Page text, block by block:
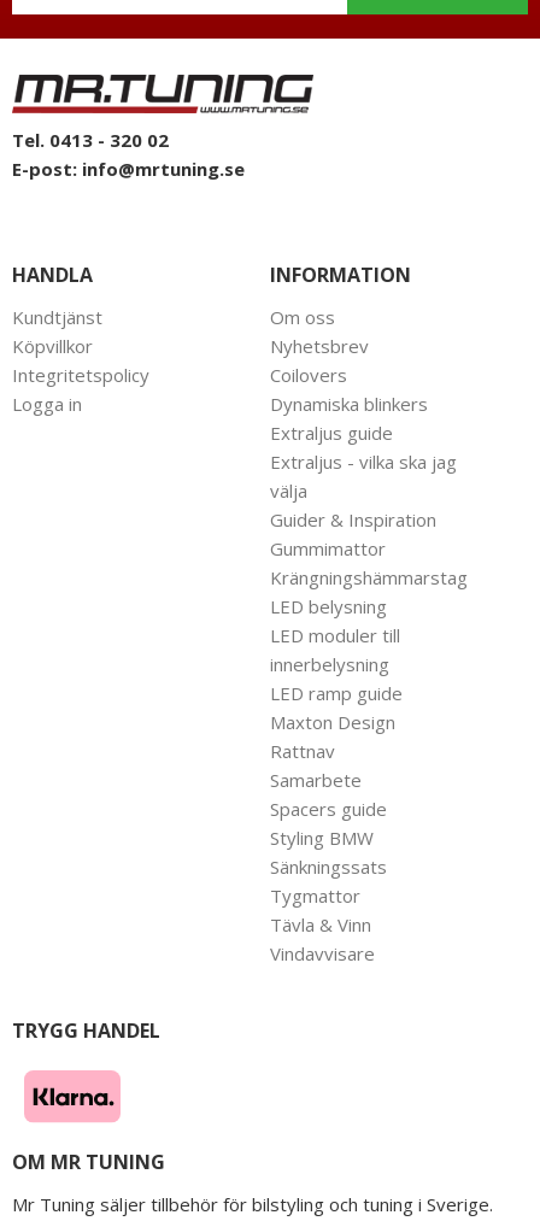
Tel. 0413 - 320 02
E-post: info@mrtuning.se
HANDLA
Kundtjänst
Köpvillkor
Integritetspolicy
Logga in
INFORMATION
Om oss
Nyhetsbrev
Coilovers
Dynamiska blinkers
Extraljus guide
Extraljus - vilka ska jag
välja
Guider & Inspiration
Gummimattor
Krängningshämmarstag
LED belysning
LED moduler till
innerbelysning
LED ramp guide
Maxton Design
Rattnav
Samarbete
Spacers guide
Styling BMW
Sänkningssats
Tygmattor
Tävla & Vinn
Vindavvisare
TRYGG HANDEL
OM MR TUNING
Mr Tuning säljer tillbehör för bilstyling och tuning i Sverige.